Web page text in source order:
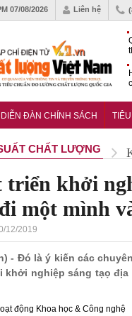
07/08/2026 Liên hệ
DIỄN ĐÀN CHÍNH SÁCH
CHẤT LƯỢNG
triển khởi
một mình
12/2019
- Đó là ý kiến các
khởi nghiệp sáng tạọ địa
động Khoa học & Công nghệ